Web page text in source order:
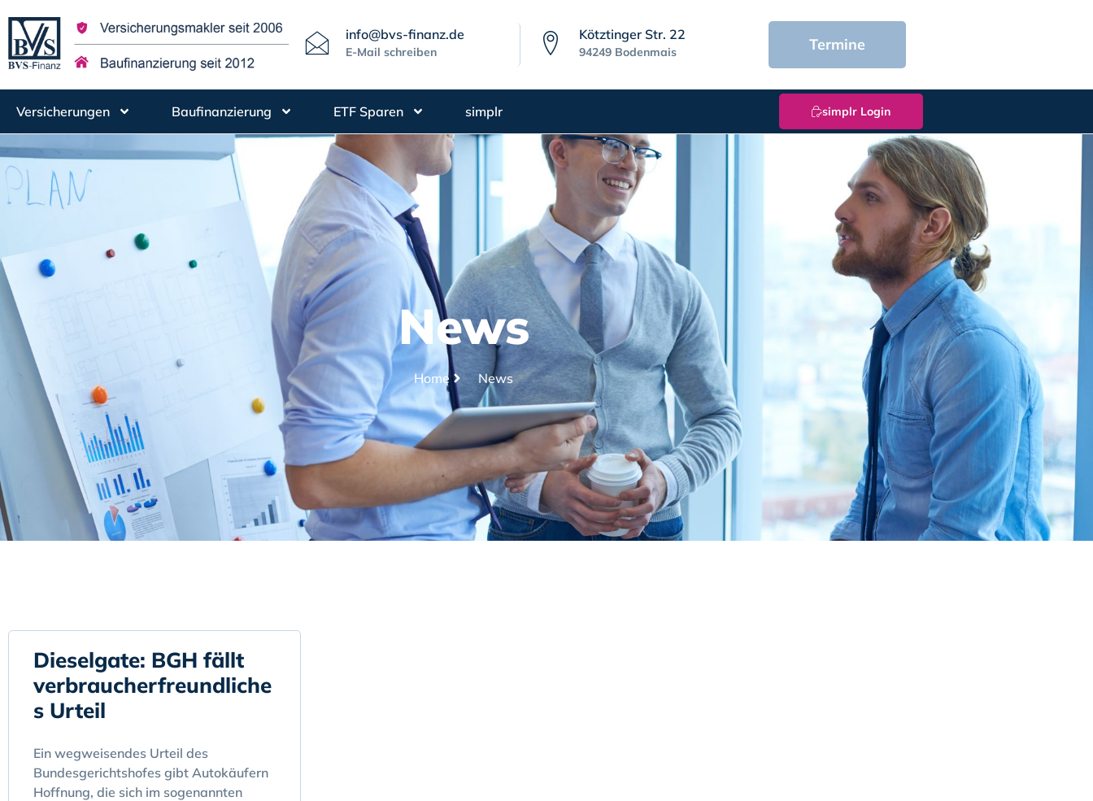
info@bvs-finanz.de
E-Mail schreiben
Kötztinger Str. 22
94249 Bodenmais Termine
Versicherungen Baufinanzierung ETF Sparen simplr simplr Login
News
Home News
Dieselgate: BGH fällt
verbraucherfreundliche
s Urteil
Ein wegweisendes Urteil des
Bundesgerichtshofes gibt Autokäufern
Hoffnung, die sich im sogenannten